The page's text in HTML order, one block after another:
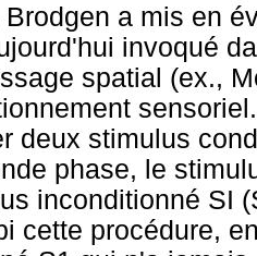
Brodgen a mis en
invoqué
spatial (ex.,
deux stimulus
phase, le
inconditionné SI
cette procédure,